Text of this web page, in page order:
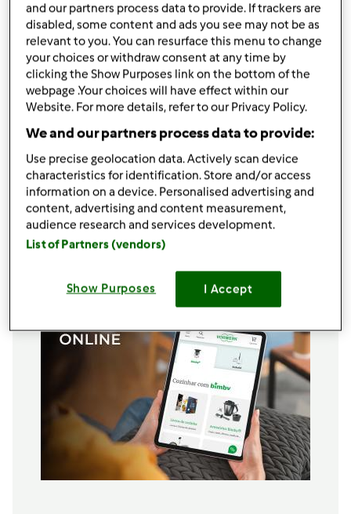
Ingredientes
Bolo
300gaçúcar,mais q.b para polvilhar
100g óleo
50gsumo de pêssego,néctar (ou das latas)
300gfarinha trigo
15gfermento p/ bolos
4pêssegos,sem caroço, cortado em metades
100gsumo de pêssego,para embeber no bolo
and our partners process data to provide. If trackers are
disabled, some content and ads you see may not be as
relevant to you. You can resurface this menu to change
your choices or withdraw consent at any time by
clicking the Show Purposes link on the bottom of the
webpage .Your choices will have effect within our
Website. For more details, refer to our Privacy Policy.
We and our partners process data to provide:
Use precise geolocation data. Actively scan device
characteristics for identification. Store and/or access
information on a device. Personalised advertising and
content, advertising and content measurement,
audience research and services development.
List of Partners (vendors)
Show Purposes I Accept